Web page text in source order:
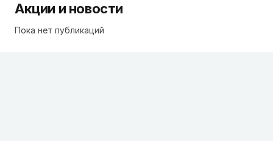
Акции и новости
Пока нет публикаций